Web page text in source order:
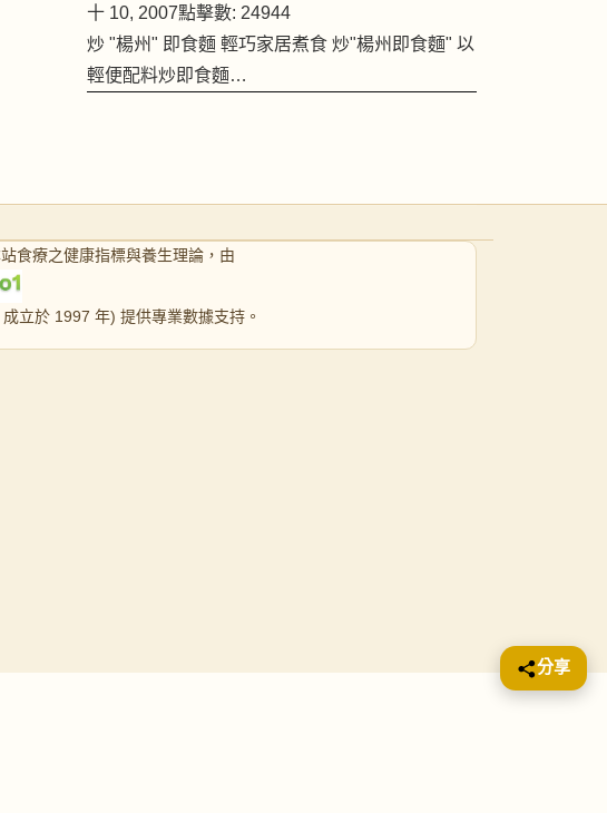
十 10, 2007點擊數: 24944
炒 "楊州" 即食麵 輕巧家居煮食 炒"楊州即食麵" 以
輕便配料炒即食麵…
站食療之健康指標與養生理論，由
成立於 1997 年) 提供專業數據支持。
分享